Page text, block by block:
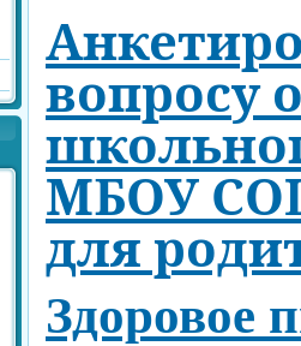
вопросу
МБОУ
для
Здоровое